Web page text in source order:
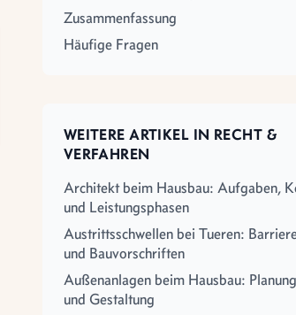
Zusammenfassung
Häufige Fragen
WEITERE ARTIKEL IN RECHT &
VERFAHREN
Architekt beim Hausbau: Aufgaben,
und Leistungsphasen
Austrittsschwellen bei Tueren:
und Bauvorschriften
Außenanlagen beim Hausbau:
und Gestaltung